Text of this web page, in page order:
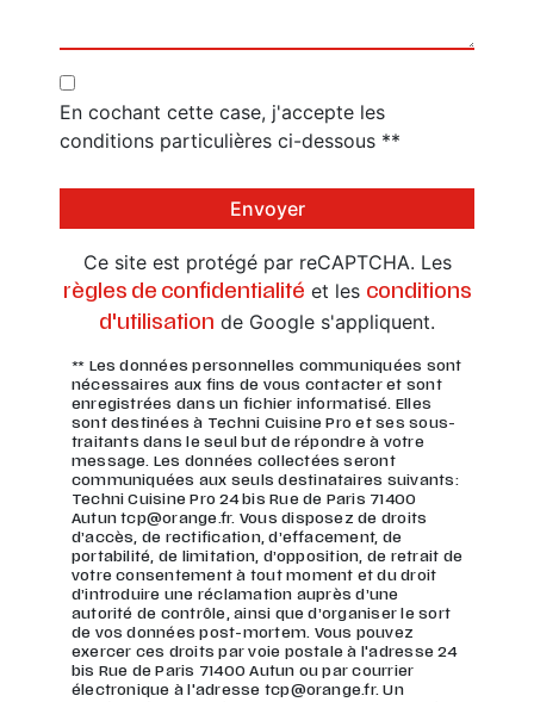
En cochant cette case, j'accepte les
conditions particulières ci-dessous **
Envoyer
Ce site est protégé par reCAPTCHA. Les
règles de confidentialité et les conditions
d'utilisation de Google s'appliquent.
** Les données personnelles communiquées sont
nécessaires aux fins de vous contacter et sont
enregistrées dans un fichier informatisé. Elles
sont destinées à Techni Cuisine Pro et ses sous-
traitants dans le seul but de répondre à votre
message. Les données collectées seront
communiquées aux seuls destinataires suivants:
Techni Cuisine Pro 24 bis Rue de Paris 71400
Autun tcp@orange.fr. Vous disposez de droits
d’accès, de rectification, d’effacement, de
portabilité, de limitation, d’opposition, de retrait de
votre consentement à tout moment et du droit
d’introduire une réclamation auprès d’une
autorité de contrôle, ainsi que d’organiser le sort
de vos données post-mortem. Vous pouvez
exercer ces droits par voie postale à l'adresse 24
bis Rue de Paris 71400 Autun ou par courrier
électronique à l'adresse tcp@orange.fr. Un